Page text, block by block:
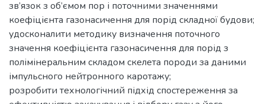
зв’язок з об’ємом пор і поточними значеннями
коефіцієнта газонасичення для порід складної будови;
удосконалити методику визначення поточного
значення коефіцієнта газонасичення для порід з
полімінеральним складом скелета породи за даними
імпульсного нейтронного каротажу;
розробити технологічний підхід спостереження за